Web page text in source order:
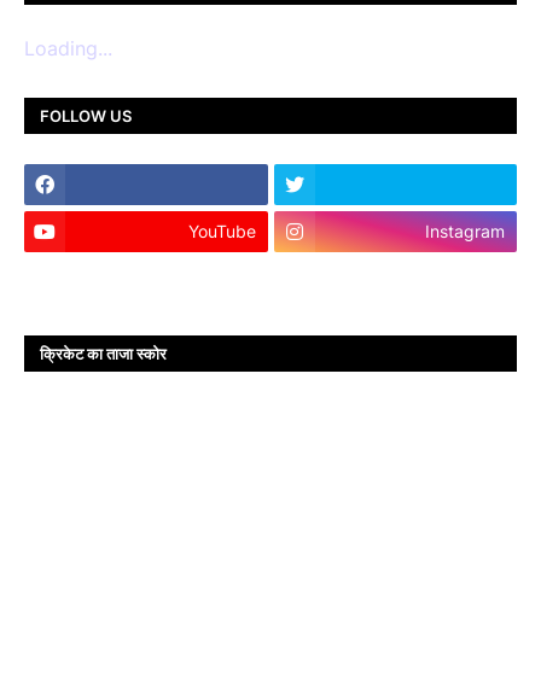
Loading...
FOLLOW US
YouTube Instagram
क्रिकेट का ताजा स्कोर